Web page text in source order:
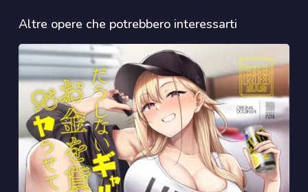
Altre opere che potrebbero interessarti